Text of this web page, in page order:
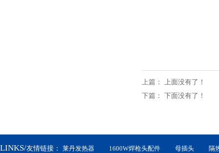
上篇：
上面没有了！
下篇：
下面没有了！
LINKS/友情链接： 莱丹发热器 1600W焊枪头配件 母插头 隔